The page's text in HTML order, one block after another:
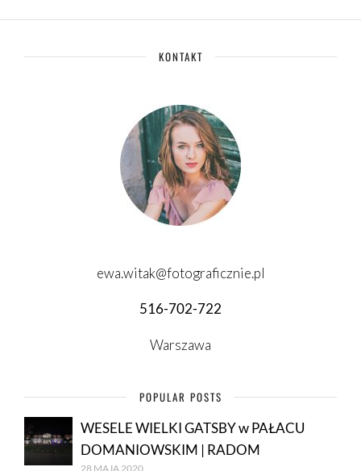
KONTAKT
ewa.witak@fotograficznie.pl
516-702-722
Warszawa
POPULAR POSTS
WESELE WIELKI GATSBY w PAŁACU
DOMANIOWSKIM | RADOM
28 MAJA 2020